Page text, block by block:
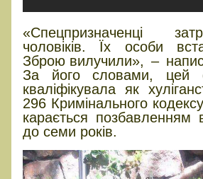
«Спецпризначенці
чоловіків. Їх особи
Зброю вилучили», –
За його словами, цей
кваліфікувала як
296 Кримінального
карається позбавленням
до семи років.